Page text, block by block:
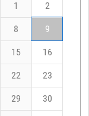
1 2
8 9
15 16
22 23
29 30